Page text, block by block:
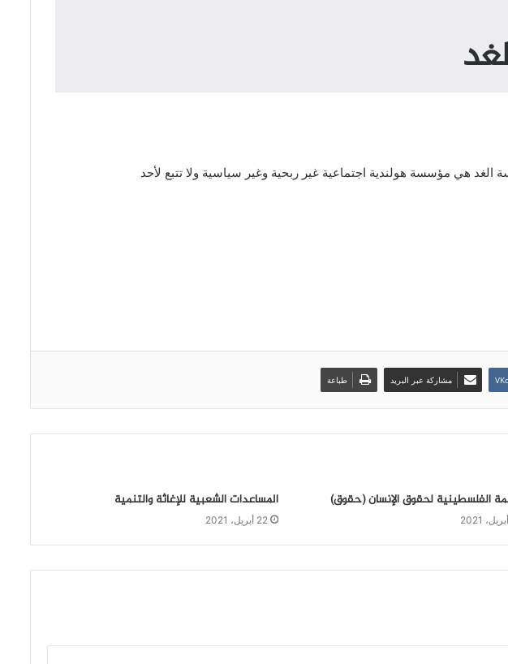
الغد هي مؤسسة هولندية اجتماعية غير ربحية وغير سياسية ولا تتبع لأحد
مشاركة عبر البريد طباعة
الفلسطينية لحقوق الإنسان (حقوق) المساعدات الشعبية للإغاثة والتنمية
22 أبريل، 2021